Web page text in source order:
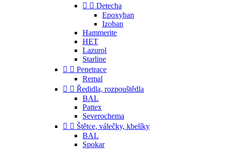
  Detecha
Epoxyban
Izoban
Hammerite
HET
Lazurol
Starline
  Penetrace
Remal
  Ředidla, rozpouštědla
BAL
Pattex
Severochema
  Štětce, válečky, kbelíky
BAL
Spokar